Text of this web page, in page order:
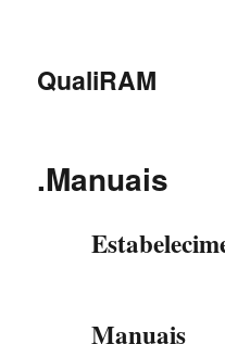
QualiRAM
.Manuais
Manuais